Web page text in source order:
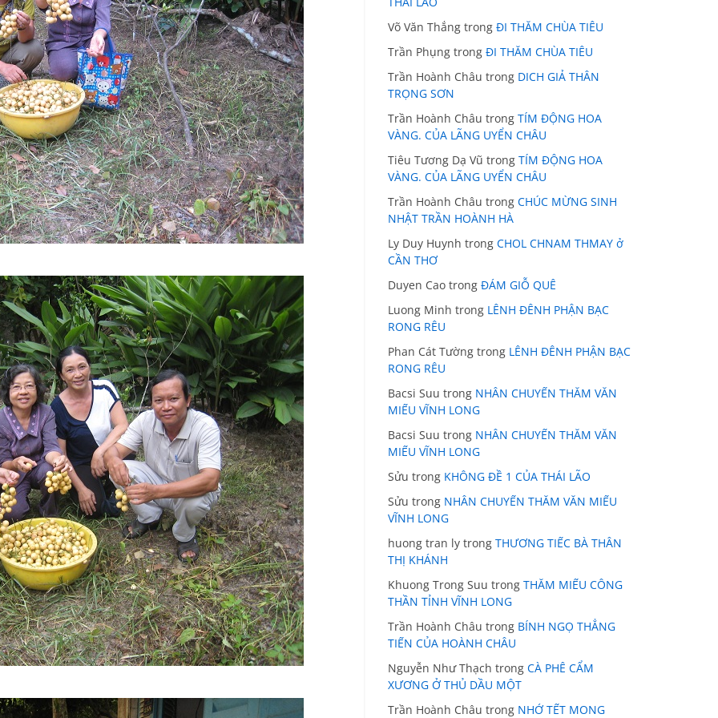
Võ Văn Thắng trong ĐI THĂM CHÙA TIÊU
Trần Phụng trong ĐI THĂM CHÙA TIÊU
Trần Hoành Châu trong DICH GIẢ THÂN
TRỌNG SƠN
Trần Hoành Châu trong TÍM ĐỘNG HOA
VÀNG. CỦA LÃNG UYỂN CHÂU
Tiêu Tương Dạ Vũ trong TÍM ĐỘNG HOA
VÀNG. CỦA LÃNG UYỂN CHÂU
Trần Hoành Châu trong CHÚC MỪNG SINH
NHẬT TRẦN HOÀNH HÀ
Ly Duy Huynh trong CHOL CHNAM THMAY ở
CẦN THƠ
Duyen Cao trong ĐÁM GIỖ QUÊ
Luong Minh trong LÊNH ĐÊNH PHẬN BẠC
RONG RÊU
Phan Cát Tường trong LÊNH ĐÊNH PHẬN BẠC
RONG RÊU
Bacsi Suu trong NHÂN CHUYẾN THĂM VĂN
MIẾU VĨNH LONG
Bacsi Suu trong NHÂN CHUYẾN THĂM VĂN
MIẾU VĨNH LONG
Sửu trong KHÔNG ĐỀ 1 CỦA THÁI LÃO
Sửu trong NHÂN CHUYẾN THĂM VĂN MIẾU
VĨNH LONG
huong tran ly trong THƯƠNG TIẾC BÀ THÂN
THỊ KHÁNH
Khuong Trong Suu trong THĂM MIẾU CÔNG
THẦN TỈNH VĨNH LONG
Trần Hoành Châu trong BÍNH NGỌ THẲNG
TIẾN CỦA HOÀNH CHÂU
Nguyễn Như Thạch trong CÀ PHÊ CẨM
XƯƠNG Ở THỦ DẦU MỘT
Trần Hoành Châu trong NHỚ TẾT MONG